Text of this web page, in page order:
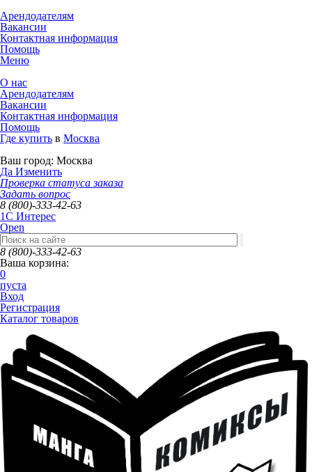
Арендодателям
Вакансии
Контактная информация
Помощь
Меню
О нас
Арендодателям
Вакансии
Контактная информация
Помощь
Где купить в Москва
Ваш город: Москва
Да Изменить
Проверка статуса заказа
Задать вопрос
8 (800)-333-42-63
1C Интерес
Open
8 (800)-333-42-63
Ваша корзина:
0
пуста
Вход
Регистрация
Каталог товаров